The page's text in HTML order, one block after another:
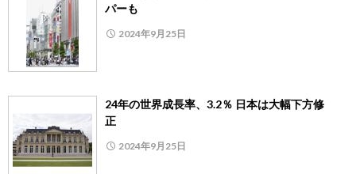
パーも
2024年9月25日
24年の世界成長率、3.2％ 日本は大幅下方修
正
2024年9月25日